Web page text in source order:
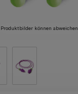
Produktbilder können abweichen